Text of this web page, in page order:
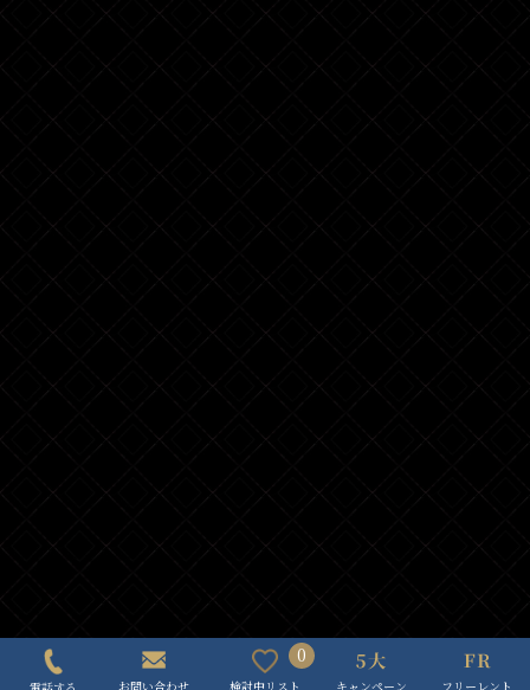
お問い合わせ
0
検討中リスト キャンペーン フリーレント